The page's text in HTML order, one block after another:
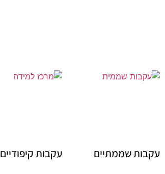
עקבות שממתיים עקבות קיפודיים